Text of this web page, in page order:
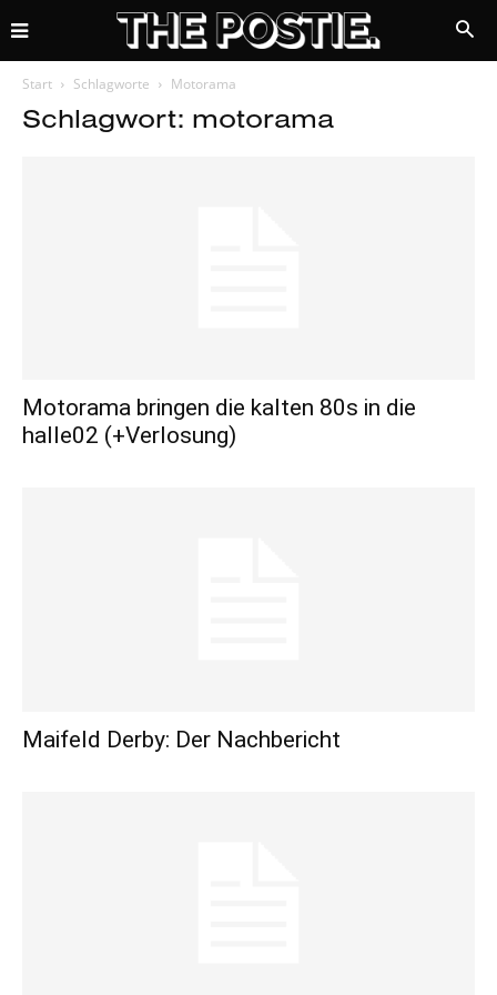
Start Schlagworte Motorama
Schlagwort: motorama
Motorama bringen die kalten 80s in die
halle02 (+Verlosung)
Maifeld Derby: Der Nachbericht